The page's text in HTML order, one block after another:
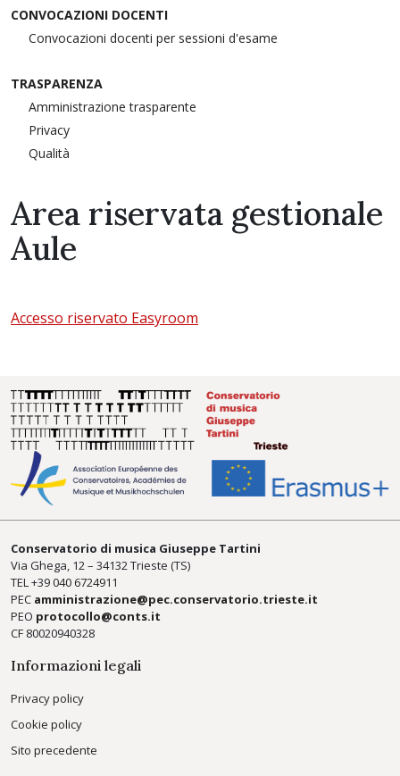
CONVOCAZIONI DOCENTI
Convocazioni docenti per sessioni d'esame
TRASPARENZA
Amministrazione trasparente
Privacy
Qualità
Area riservata gestionale
Aule
Accesso riservato Easyroom
Conservatorio di musica Giuseppe Tartini
Via Ghega, 12 – 34132 Trieste (TS)
TEL +39040 6724911
PEC amministrazione@pec.conservatorio.trieste.it
PEO protocollo@conts.it
CF 80020940328
Informazioni legali
Privacy policy
Cookie policy
Sito precedente